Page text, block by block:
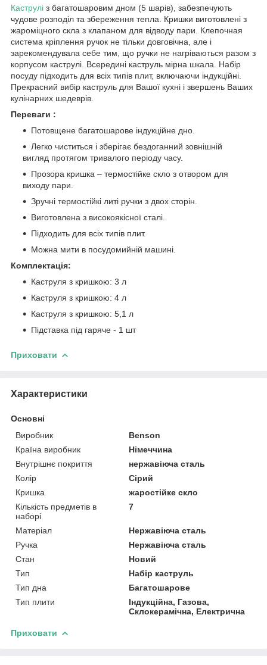
Каструлі з багатошаровим дном (5 шарів), забезпечують
чудове розподіл та збереження тепла. Кришки виготовлені з
жароміцного скла з клапаном для відводу пари. Клепочная
система кріплення ручок не тільки довговічна, але і
зарекомендувала себе тим, що ручки не нагріваються разом з
корпусом каструлі. Всередині каструль мірна шкала. Набір
посуду підходить для всіх типів плит, включаючи індукційні.
Прекрасний вибір каструль для Вашої кухні і звершень Ваших
кулінарних шедеврів.
Переваги :
Потовщене багатошарове індукційне дно.
Легко чиститься і зберігає бездоганний зовнішній
вигляд протягом тривалого періоду часу.
Прозора кришка – термостійке скло з отвором для
виходу пари.
Зручні термостійкі литі ручки з двох сторін.
Виготовлена з високоякісної сталі.
Підходить для всіх типів плит.
Можна мити в посудомийній машині.
Комплектація:
Каструля з кришкою: 3 л
Каструля з кришкою: 4 л
Каструля з кришкою: 5,1 л
Підставка під гаряче - 1 шт
Приховати
Характеристики
Основні
Виробник
Benson
Країна виробник
Німеччина
Внутрішнє покриття
нержавіюча сталь
Колір
Сірий
Кришка
жаростійке скло
Кількість предметів в
наборі
7
Матеріал
Нержавіюча сталь
Ручка
Нержавіюча сталь
Стан
Новий
Тип
Набір каструль
Тип дна
Багатошарове
Тип плити
Індукційна, Газова,
Склокерамічна, Електрична
Приховати